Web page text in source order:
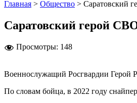
Главная > Общество > Саратовский
Саратовский герой
Просмотры: 148
Военнослужащий Росгвардии Герой
По словам бойца, в 2022 году